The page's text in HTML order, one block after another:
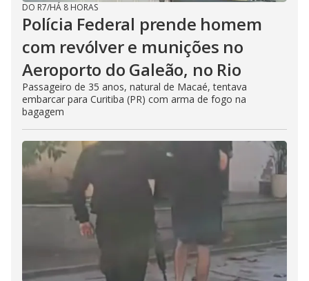
DO R7/HÁ 8 HORAS
Polícia Federal prende homem
com revólver e munições no
Aeroporto do Galeão, no Rio
Passageiro de 35 anos, natural de Macaé, tentava
embarcar para Curitiba (PR) com arma de fogo na
bagagem